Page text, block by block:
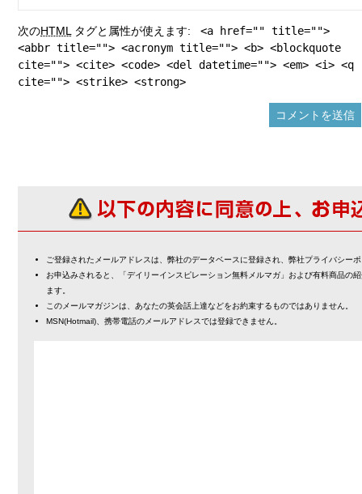
次のHTML タグと属性が使えます:
<a href="" title="">
<abbr title=""> <acronym title=""> <b> <blockquote
cite=""> <cite> <code> <del datetime=""> <em> <i> <q
cite=""> <strike> <strong>
ご登録されたメールアドレスは、弊社のデータベースに登録され、弊社プライバシー
お申込みされると、「デイリーインスピレーション無料メルマガ」および有料商品の
ます。
このメールマガジンは、あなたの英会話上達などをお約束するものではありません。
MSN(Hotmail)、携帯電話のメールアドレスでは登録できません。